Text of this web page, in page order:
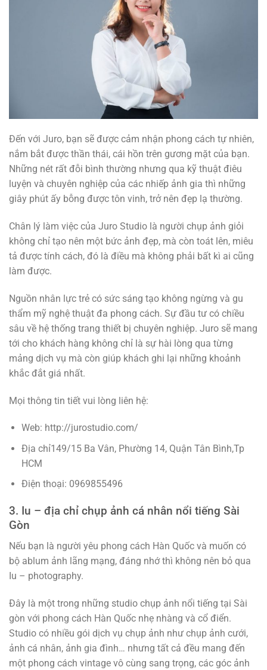
Đến với Juro, bạn sẽ được cảm nhận phong cách tự nhiên,
nắm bắt được thần thái, cái hồn trên gương mặt của bạn.
Những nét rất đỗi bình thường nhưng qua kỹ thuật điêu
luyện và chuyên nghiệp của các nhiếp ảnh gia thì những
giây phút ấy bỗng được tôn vinh, trở nên đẹp lạ thường.
Chân lý làm việc của Juro Studio là người chụp ảnh giỏi
không chỉ tạo nên một bức ảnh đẹp, mà còn toát lên, miêu
tả được tính cách, đó là điều mà không phải bất kì ai cũng
làm được.
Nguồn nhân lực trẻ có sức sáng tạo không ngừng và gu
thẩm mỹ nghệ thuật đa phong cách. Sự đầu tư có chiều
sâu về hệ thống trang thiết bị chuyên nghiệp. Juro sẽ mang
tới cho khách hàng không chỉ là sự hài lòng qua từng
mảng dịch vụ mà còn giúp khách ghi lại những khoảnh
khắc đắt giá nhất.
Mọi thông tin tiết vui lòng liên hệ:
Web: http://jurostudio.com/
Địa chỉ149/15 Ba Vân, Phường 14, Quận Tân Bình,Tp
HCM
Điện thoại: 0969855496
3. Iu – địa chỉ chụp ảnh cá nhân nổi tiếng Sài
Gòn
Nếu bạn là người yêu phong cách Hàn Quốc và muốn có
bộ ablum ảnh lãng mạng, đáng nhớ thì không nên bỏ qua
Iu – photography.
Đây là một trong những studio chụp ảnh nổi tiếng tại Sài
gòn với phong cách Hàn Quốc nhẹ nhàng và cổ điển.
Studio có nhiều gói dịch vụ chụp ảnh như chụp ảnh cưới,
ảnh cá nhân, ảnh gia đình… nhưng tất cả đều mang đến
một phong cách vintage vô cùng sang trọng, các góc ảnh